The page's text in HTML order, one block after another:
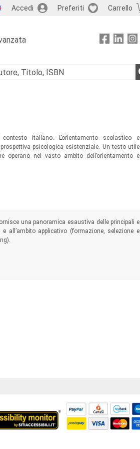
Accedi Preferiti Carrello
italiano. L’orientamento scolastico e
psicologica esistenziale. Un testo utile
operano nel vasto ambito dell’orientamento e
una panoramica esaustiva delle principali e
all’ambito applicativo (formazione, selezione e